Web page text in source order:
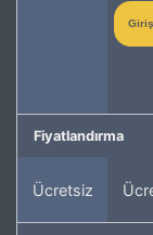
Fiyatlandırma
Ücretsiz